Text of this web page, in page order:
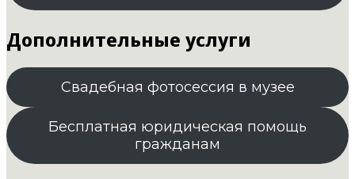
Дополнительные услуги
Свадебная фотосессия в музее
Бесплатная юридическая помощь
гражданам